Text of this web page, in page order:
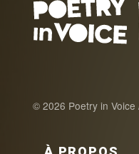
© 2026 Poetry in